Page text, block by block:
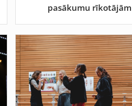
pasākumu rīkotājām